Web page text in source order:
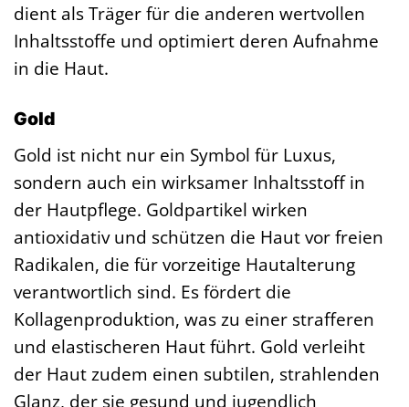
dient als Träger für die anderen wertvollen
Inhaltsstoffe und optimiert deren Aufnahme
in die Haut.
Gold
Gold ist nicht nur ein Symbol für Luxus,
sondern auch ein wirksamer Inhaltsstoff in
der Hautpflege. Goldpartikel wirken
antioxidativ und schützen die Haut vor freien
Radikalen, die für vorzeitige Hautalterung
verantwortlich sind. Es fördert die
Kollagenproduktion, was zu einer strafferen
und elastischeren Haut führt. Gold verleiht
der Haut zudem einen subtilen, strahlenden
Glanz, der sie gesund und jugendlich